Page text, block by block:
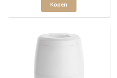
Kopen